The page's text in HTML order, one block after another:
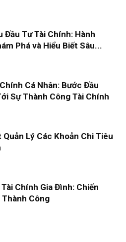
Đầu Tư Tài Chính: Hành
Phá và Hiểu Biết Sâu...
Cá Nhân: Bước Đầu
Sự Thành Công Tài Chính
Quản Lý Các Khoản Chi Tiêu
Tài Chính Gia Đình: Chiến
Công